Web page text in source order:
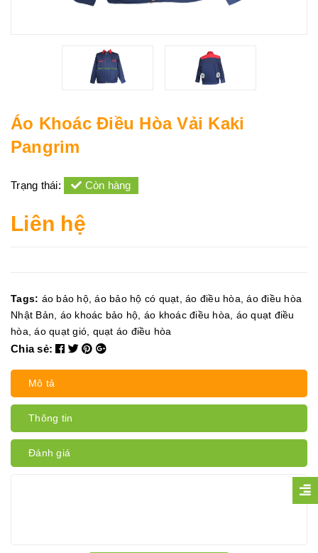
Áo Khoác Điều Hòa Vải Kaki
Pangrim
Trạng thái: Còn hàng
Liên hệ
Tags: áo bảo hộ,áo bảo hộ có quạt áo điều hòa ,áo điều hòa
Nhật Bản
áo khoác bảo hộ áo khoác điều hòa
áo quạt điều
hòa ,áo quạt gió quạt áo điều hòa
Chia sẻ:
Mô tả
Thông tin
Đánh giá